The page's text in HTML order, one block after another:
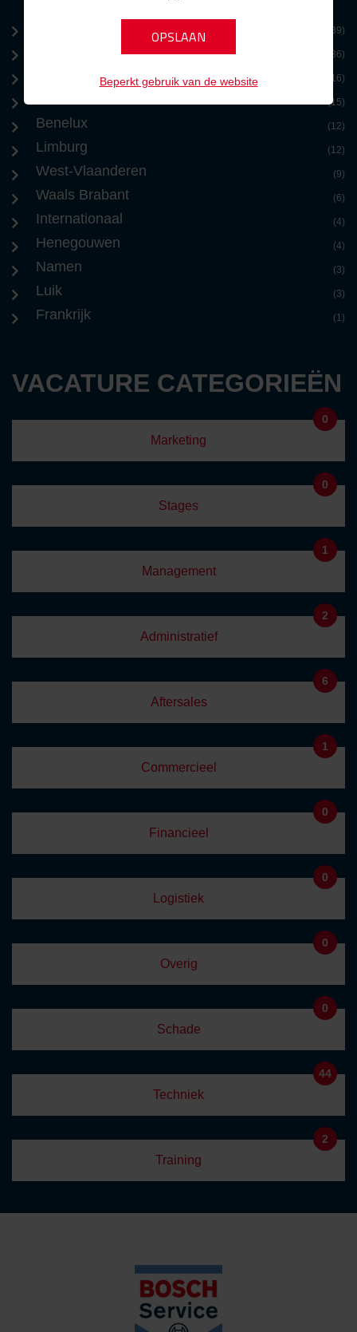
(39)
(36)
Oost-Vlaanderen (16)
(15)
Benelux (12)
Limburg (12)
West-Vlaanderen (9)
Waals Brabant (6)
Internationaal (4)
Henegouwen (4)
Namen (3)
Luik (3)
Frankrijk (1)
VACATURE CATEGORIEËN
Marketing
0
Stages
0
Management
1
Administratief
2
Aftersales
6
Commercieel
1
Financieel
0
Logistiek
0
Overig
0
Schade
0
Techniek
44
Training
2
Beperkt gebruik van de website